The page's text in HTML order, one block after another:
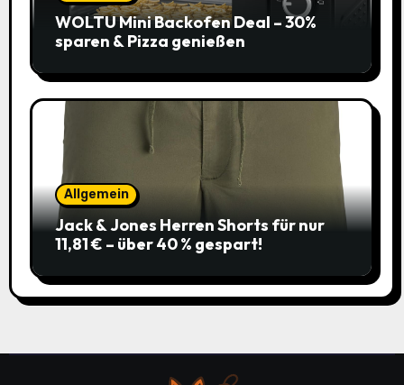
WOLTU Mini Backofen Deal – 30%
sparen & Pizza genießen
Allgemein
Jack & Jones Herren Shorts für nur
11,81 € – über 40 % gespart!